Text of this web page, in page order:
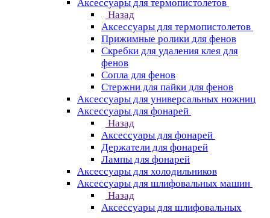
Аксессуары для термопистолетов
Назад
Аксессуары для термопистолетов
Прижимные ролики для фенов
Скребки для удаления клея для
фенов
Сопла для фенов
Стержни для пайки для фенов
Аксессуары для универсальных ножниц
Аксессуары для фонарей
Назад
Аксессуары для фонарей
Держатели для фонарей
Лампы для фонарей
Аксессуары для холодильников
Аксессуары для шлифовальных машин
Назад
Аксессуары для шлифовальных